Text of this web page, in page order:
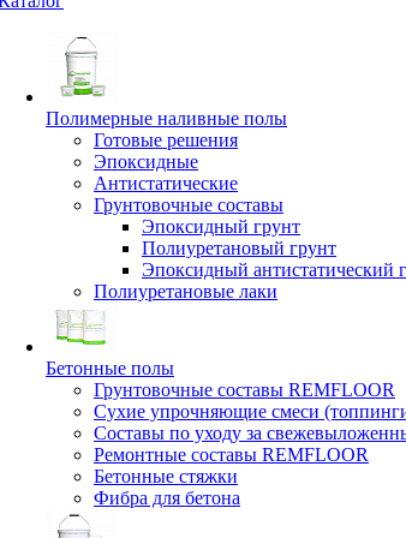
Полимерные наливные полы
Готовые решения
Эпоксидные
Антистатические
Грунтовочные составы
Эпоксидный грунт
Полиуретановый грунт
Эпоксидный антистатический
Полиуретановые лаки
Бетонные полы
Грунтовочные составы REMFLOOR
Сухие упрочняющие смеси
Составы по уходу за
Ремонтные составы REMFLOOR
Бетонные стяжки
Фибра для бетона